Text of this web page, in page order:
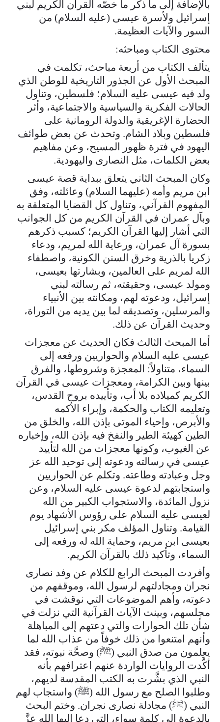
بالإضافة إلى ما ذكر ما خصّه القرآن الكريم لبني
إسرائيل ولأسرة عيسى (عليه السلام) من
السور والآيات العظيمة.
محتوى الكتاب ومباحثه:
يتألف الكتاب من أربعة مباحث، تكلمت في
المبحث الأول عن الجذور التاريخية للوطن الذي
ولد فيه عيسى عليه السلام؛ فلسطين، وتناول
الحالات الفكرية والسياسية والاجتماعية، وأثر
الحضارة الإغريقية والدولة الرومانية على
فلسطين وبلاد الشام. وتحدث عن بعض طوائف
اليهود في فترة ظهور المسيح، وعن مفاهيم
بعض الكلمات، مثل النصارى واليهودية.
وكان المبحث الثاني يتعلق ببداية قصة عيسى
ابن مريم وأمه (عليهما السلام) وعائلته، وفق
المفهوم القرآني، وتناول كل القضايا المتعلقة به
وبآل عمران في القرآن الكريم من كل الجوانب
التي أشار إليها القرآن الكريم؛ كسبب ذكرهم
بسورة آل عمران، ورعاية الله لمريم، ودعاء
زكريا بالذرية وخرق السنن الكونية، واصطفاء
الله لمريم على العالمين، وبشارتها بعيسى،
ومولد عيسى، وحقيقته، ثم رسالته لبني
إسرائيل، ودعوته لهم، ومكانته بين الأنبياء
والمرسلين، وتصديقه لما بين يديه من التوراة،
وحديث القرآن عن ذلك.
أما المبحث الثالث فكان الحديث عن معجزات
عيسى عليه السلام والحواريين ورفعه إلى
السماء، متناولاً: المعجزة وشروطها، والفرق
بينها وبين الكرامة، ومعجزات عيسى في القرآن
الكريم كميلاده بلا أب، وتأييده بروح القدس،
وتعليمه الكتاب والحكمة، وإبراء الأكمه
والأبرص، وإحياء الموتى بإذن الله، والخلق من
الطين كهيئة الطير والنفخ فيه بإذن الله، وإخباره
عن الغيوب، وكونها معجزات من الله لتأييد
عيسى في رسالته ودعوته إلى توحيد الله عز
وجل وعبادته وطاعته. وتكلم عن الحواريين
واستجابتهم لدعوة عيسى عليه السلام، وعن
نزول المائدة، والاستجواب الكبير من الله
لعيسى عليه السلام على رؤوس الأشهاد يوم
القيامة. وتناول المؤلف مكر بني إسرائيل
بعيسى ابن مريم، وحماية الله له ورفعه إلى
السماء، وتأكيد ذلك بالقرآن الكريم.
وأفردت المبحث الرابع للكلام عن وفد نصارى
نجران ومجادلتهم لرسول الله، وموقفهم من
دعوته، وأهم الموضوعات التي نوقشت في
مجلسهم، وبينت الآيات القرآنية التي نزلت في
شأن تلك الحوارات والتي دعتهم إلى المباهلة
وأنهم امتنعوا من ذلك خوفاً من عذاب الله لما
يعلمون من صدق النبي (ﷺ) وصحَّة نبوته، فقد
أكَّدت الروايات الواردة عنهم اعترافهم بأنه
النبي الذي بشَّرت به الكتب المقدسة لديهم،
وطلبوا الصلح مع رسول الله (ﷺ) واستجاب لهم
النبي (ﷺ) مجادلة نصارى نجران. وختم البحث
بالدعوة إلى كلمةٍ سواء، التي دعا إليها الله عزَّ